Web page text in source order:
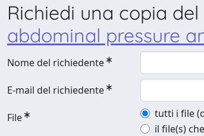
Richiedi una copia
abdominal pressure
Nome del richiedente
E-mail del richiedente
File
tutti i file
il file(s)